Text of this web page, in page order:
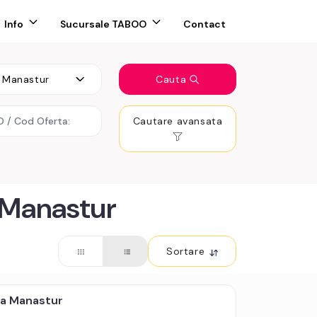
Info Sucursale TABOO Contact
Manastur Cauta
Sortare
Manastur